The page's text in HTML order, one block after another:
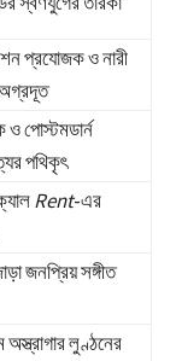
প্রযোজক ও নারী
অগ্রদূত
পোস্টমডার্ন
পথিকৃৎ
Rent-এর
জনপ্রিয় সঙ্গীত
অস্ত্রাগার লুণ্ঠনের